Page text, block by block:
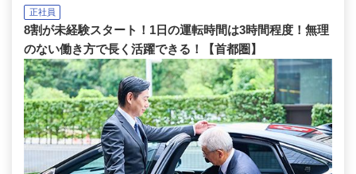
正社員
8割が未経験スタート！1日の運転時間は3時間程度！無理
のない働き方で長く活躍できる！【首都圏】